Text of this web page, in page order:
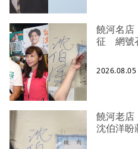
饒河名店
征 網號
饒河老
沈伯洋盼